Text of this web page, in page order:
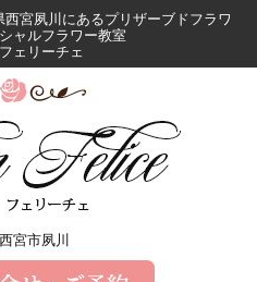
西宮夙川にあるプリザーブドフラワ
ャルフラワー教室
ェリーチェ
宮市夙川